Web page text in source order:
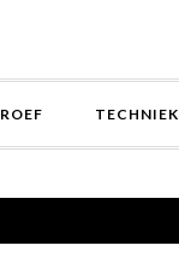
TECHNIEK